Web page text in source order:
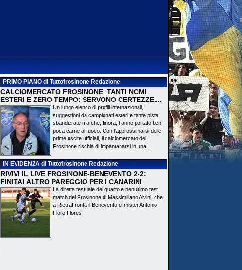
PRIMO PIANOdi Tuttofrosinone Redazione
CALCIOMERCATO FROSINONE, TANTI NOMI
ESTERI E ZERO TEMPO: SERVONO CERTEZZE....
Un lungo elenco di profili internazionali,
suggestioni da campionati esteri e tante piste
sbandierate ma che, finora, hanno portato ben
poca carne al fuoco. Con l'approssimarsi delle
prime uscite ufficiali, il calciomercato del
Frosinone rischia di impantanarsi in una...
IN EVIDENZAdi Tuttofrosinone Redazione
RIVIVI IL LIVE FROSINONE-BENEVENTO 2-2:
FINITA! ALTRO PAREGGIO PER I CANARINI
La diretta testuale del quarto e penultimo test
match del Frosinone di Massimiliano Alvini, che
a Rieti affronta il Benevento di mister Antonio
Floro Flores